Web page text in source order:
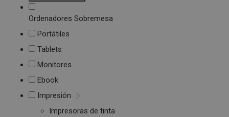
Ordenadores Sobremesa
Portátiles
Tablets
Monitores
Ebook
Impresión
Impresoras de tinta